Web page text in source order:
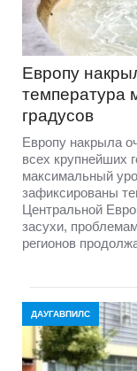
Европу
температура
градусов
Европу накрыла
всех крупнейших
максимальный
зафиксированы
Центральной
засухи,
регионов
ДАУГАВПИЛС